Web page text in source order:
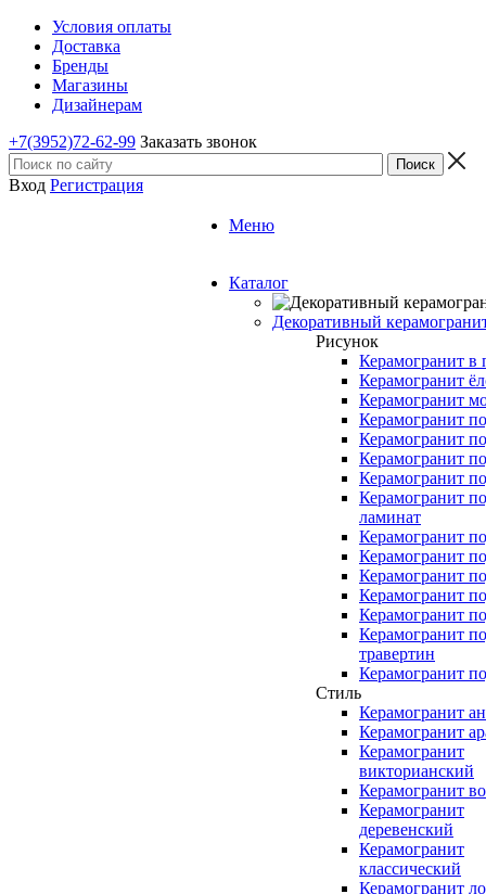
Условия оплаты
Доставка
Бренды
Магазины
Дизайнерам
+7(3952)72-62-99 Заказать звонок
Вход Регистрация
Меню
Каталог
Декоративный
Рисунок
Керамогранит в
Керамогранит
Керамогранит
Керамогранит
Керамогранит
Керамогранит
Керамогранит
Керамогранит
ламинат
Керамогранит
Керамогранит
Керамогранит
Керамогранит
Керамогранит
Керамогранит
травертин
Керамогранит
Стиль
Керамогранит
Керамогранит
Керамогранит
викторианский
Керамогранит
Керамогранит
деревенский
Керамогранит
классический
Керамогранит